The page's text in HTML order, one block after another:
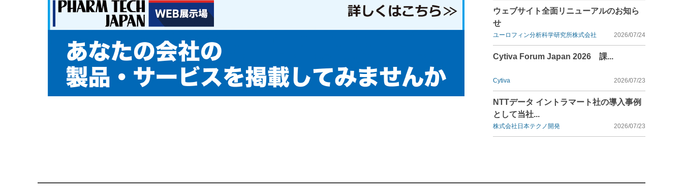
ウェブサイト全面リニューアルのお知ら
せ
ユーロフィン分析科学研究所株式会社 2026/07/24
Cytiva Forum Japan 2026 課...
Cytiva 2026/07/23
NTTデータ イントラマート社の導入事例
として当社...
株式会社日本テクノ開発 2026/07/23